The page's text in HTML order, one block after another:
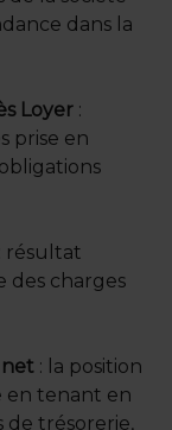
dans la
Loyer :
prise en
: résultat
des charges
: la position
en tenant en
de trésorerie,